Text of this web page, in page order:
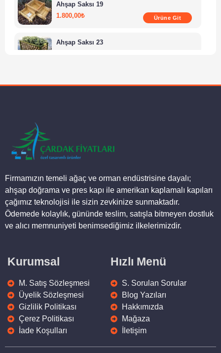
Ahşap Saksı 19
1.800,00₺ Ürüne Git
Ahşap Saksı 23
Ahşap Saksı 03
500,00₺ Ürüne Git
Firmamızın temeli ağaç ve orman endüstrisine dayalı;
ahşap doğrama ve pres kapı ile amerikan kaplamalı kapıları
çağımız teknolojisi ile sizin zevkinize sunmaktadır.
Ödemede kolaylık, gününde teslim, satışla bitmeyen dostluk
ve alıcı memnuniyeti benimsediğimiz ilkelerimizdir.
Kurumsal
M. Satış Sözleşmesi
Üyelik Sözleşmesi
Gizlilik Politikası
Çerez Politikası
İade Koşulları
Hızlı Menü
S. Sorulan Sorular
Blog Yazıları
Hakkımızda
Mağaza
İletişim